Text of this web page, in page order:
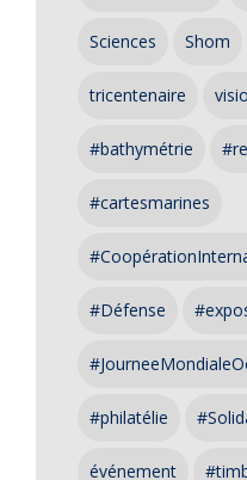
Sciences Shom
tricentenaire
#bathymétrie
#cartesmarines
#Défense
#philatélie
événement